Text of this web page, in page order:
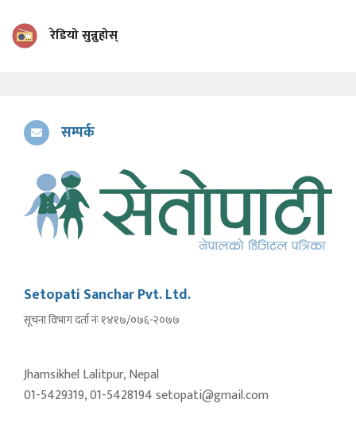
रेडियो सुन्नुहोस्
सम्पर्क
Setopati Sanchar Pvt. Ltd.
सूचना विभाग दर्ता नंः १४१७/०७६-२०७७
Jhamsikhel Lalitpur, Nepal
01-5429319, 01-5428194 setopati@gmail.com